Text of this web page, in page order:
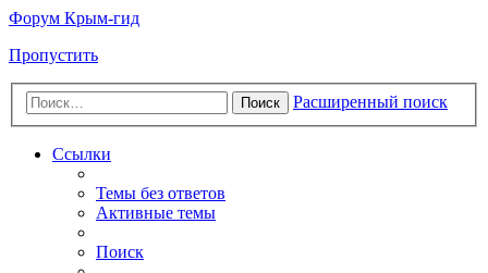
Форум Крым-гид
Пропустить
Поиск Расширенный поиск
Ссылки
Темы без ответов
Активные темы
Поиск